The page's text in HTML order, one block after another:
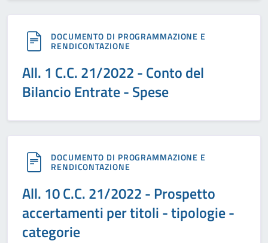
DOCUMENTO DI PROGRAMMAZIONE E
RENDICONTAZIONE
All. 1 C.C. 21/2022 - Conto del
Bilancio Entrate - Spese
DOCUMENTO DI PROGRAMMAZIONE E
RENDICONTAZIONE
All. 10 C.C. 21/2022 - Prospetto
accertamenti per titoli - tipologie -
categorie